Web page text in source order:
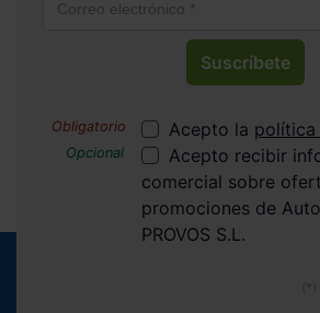
Suscríbete
Acepto la política
Acepto recibir
comercial sobre
promociones de
PROVOS S.L.